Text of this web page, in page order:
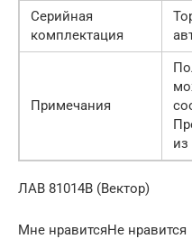
Серийная
комплектация
Примечания
из
ЛАВ 81014B (Вектор)
Мне нравитсяНе нравится